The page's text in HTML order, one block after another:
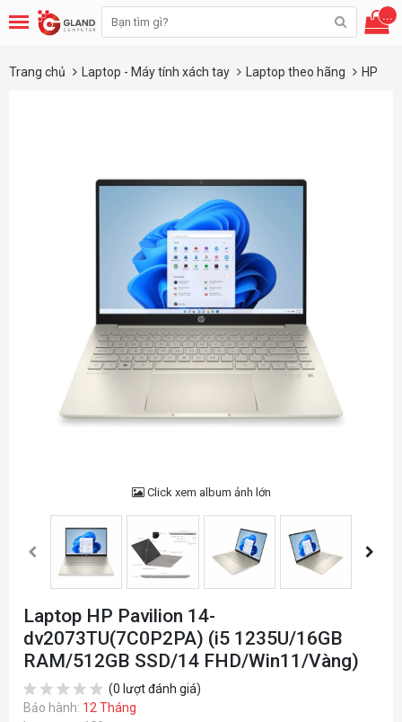
...
Trang chủ Laptop - Máy tính xách tay Laptop theo hãng HP
Click xem album ảnh lớn
Laptop HP Pavilion 14-
dv2073TU(7C0P2PA) (i5 1235U/16GB
RAM/512GB SSD/14 FHD/Win11/Vàng)
(0 lượt đánh giá)
Bảo hành: 12 Tháng